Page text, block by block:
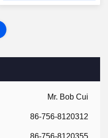
Mr. Bob Cui
86-756-8120312
86-756-8120355